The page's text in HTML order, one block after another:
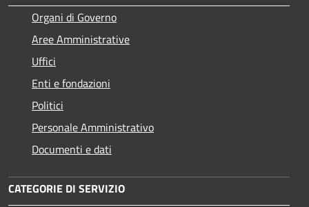
Organi di Governo
Aree Amministrative
Uffici
Enti e fondazioni
Politici
Personale Amministrativo
Documenti e dati
CATEGORIE DI SERVIZIO